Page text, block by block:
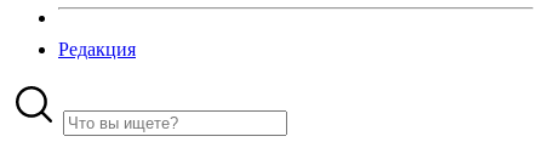
Редакция